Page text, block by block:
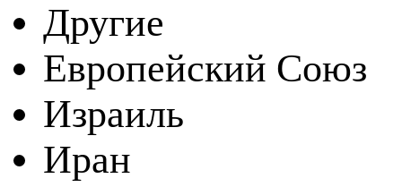
Другие
Европейский Союз
Израиль
Иран